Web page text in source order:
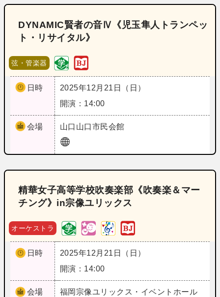
DYNAMIC賢者の音Ⅳ《児玉隼人トランペッ
ト・リサイタル》
弦・管楽器
日時
2025年12月21日（日）
開演：14:00
会場 山口 山口市民会館
精華女子高等学校吹奏楽部《吹奏楽＆マー
チング》in宗像ユリックス
オーケストラ
日時
2025年12月21日（日）
開演：14:00
会場 福岡 宗像ユリックス・イベントホール